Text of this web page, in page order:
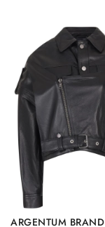
ARGENTUM BRAND